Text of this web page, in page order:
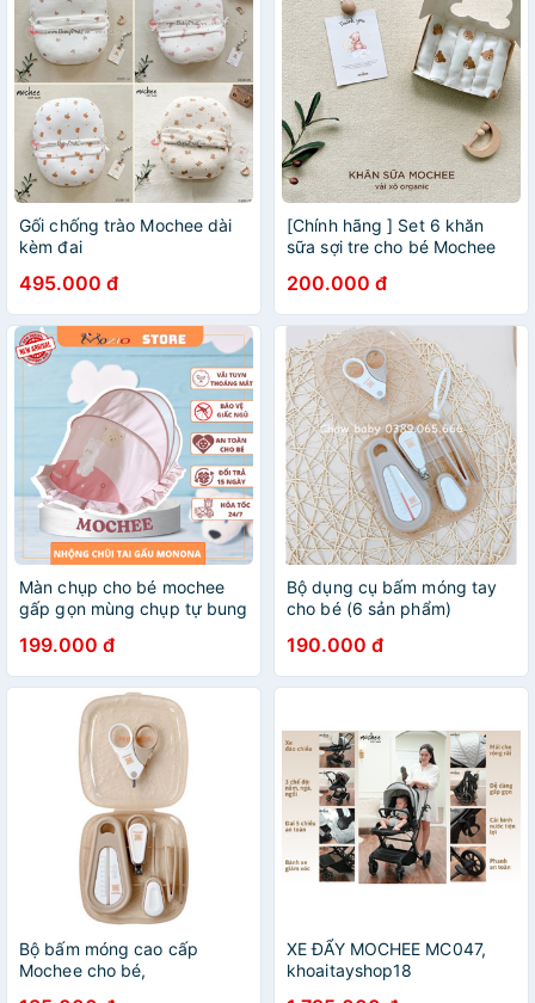
Gối chống trào Mochee dài
kèm đai
495.000 đ
[Chính hãng ] Set 6 khăn
sữa sợi tre cho bé Mochee
xô organic
200.000 đ
Màn chụp cho bé mochee
gấp gọn mùng chụp tự bung
sáng hiệu quả dùng được
cho giường và nôi cũi
199.000 đ
Bộ dụng cụ bấm móng tay
cho bé (6 sản phẩm)
dụng cụ vệ sinh cho bé tiện
ơi là tiện
190.000 đ
Bộ bấm móng cao cấp
Mochee cho bé,
XE ĐẨY MOCHEE MC047,
khoaitayshop18